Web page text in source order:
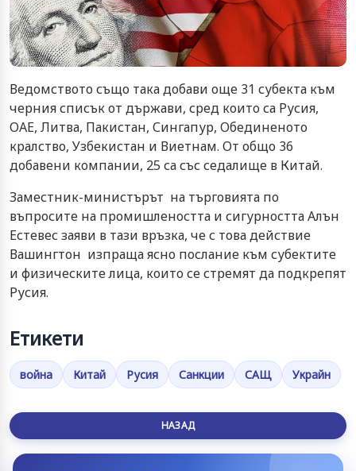
Ведомството също така добави още 31 субекта към
черния списък от държави, сред които са Русия,
ОАЕ, Литва, Пакистан, Сингапур, Обединеното
кралство, Узбекистан и Виетнам. От общо 36
добавени компании, 25 са със седалище в Китай.
Заместник-министърът на търговията по
въпросите на промишлеността и сигурността Алън
Естевес заяви в тази връзка, че с това действие
Вашингтон изпраща ясно послание към субектите
и физическите лица, които се стремят да подкрепят
Русия.
Етикети
война Китай Русия Санкции САЩ Украйн
НАЗАД